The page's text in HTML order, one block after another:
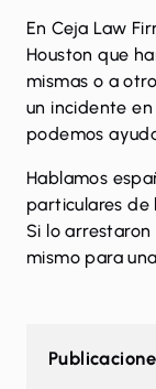
En Ceja Law
Houston que
mismas o a
un incidente
podemos
Hablamos
particulares de
Si lo
mismo para